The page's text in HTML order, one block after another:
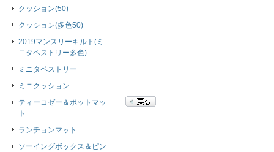
クッション(50)
クッション(多色50)
2019マンスリーキルト(ミ
ニタペストリー多色)
ミニタペストリー
ミニクッション
ティーコゼー＆ポットマッ
ト
ランチョンマット
ソーイングボックス＆ピン